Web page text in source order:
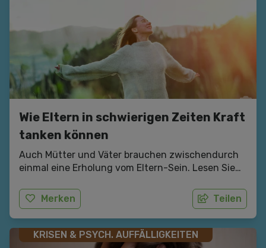
Wie Eltern in schwierigen Zeiten Kraft
tanken können
Auch Mütter und Väter brauchen zwischendurch
einmal eine Erholung vom Eltern-Sein. Lesen Sie
Bedürfnisse neu zu entdecken und regelmäßig
passende Ressourcen zu aktivieren. In
Zusammenarbeit mit der Österreichischen
Gesundheitskasse.
Merken Teilen
KRISEN & PSYCH. AUFFÄLLIGKEITEN